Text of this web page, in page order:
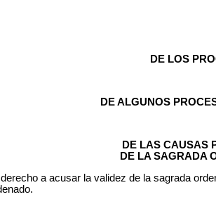
DE LOS
DE ALGUNOS
DE LAS CAUSAS
DE LA SAGRADA
a acusar la validez de la sagrada